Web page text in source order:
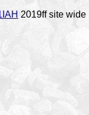
2019ff site